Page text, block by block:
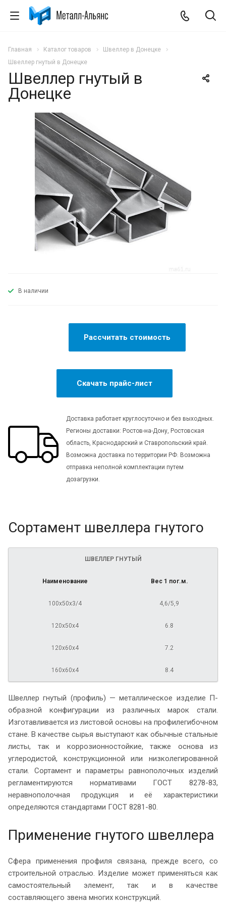
Главная Каталог товаров
Швеллер в Донецке
Швеллер гнутый в Донецке
Швеллер гнутый в
Донецке
В наличии
Рассчитать стоимость
Скачать прайс-лист
Доставка работает круглосуточно и без выходных.
Регионы доставки: Ростов-на-Дону, Ростовская
область, Краснодарский и Ставропольский край.
Возможна доставка по территории РФ. Возможна
отправка неполной комплектации путем
дозагрузки.
Сортамент швеллера гнутого
ШВЕЛЛЕР ГНУТЫЙ
Наименование Вес 1 пог.м.
100х50х3/4 4,6/5,9
120х50х4 6.8
120х60х4 7.2
160х60х4 8.4
Швеллер гнутый (профиль) — металлическое изделие П-
образной конфигурации из различных марок стали.
Изготавливается из листовой основы на профилегибочном
стане. В качестве сырья выступают как обычные стальные
листы, так и коррозионностойкие, также основа из
углеродистой, конструкционной или низколегированной
стали. Сортамент и параметры равнополочных изделий
регламентируются нормативами ГОСТ 8278-83,
неравнополочная продукция и её характеристики
определяются стандартами ГОСТ 8281-80.
Применение гнутого швеллера
Сфера применения профиля связана, прежде всего, со
строительной отраслью. Изделие может применяться как
самостоятельный элемент, так и в качестве
составляющего звена многих конструкций.